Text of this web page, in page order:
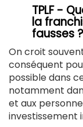
TPLF -
la
fausses ?
On croit
conséquent
possible dans
notamment
et aux
investissement